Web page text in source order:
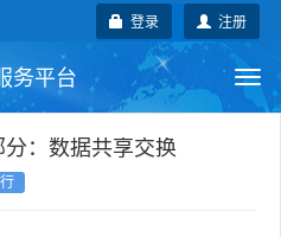
注册
登录
务平台
标准 地方标准
：数据共享交换